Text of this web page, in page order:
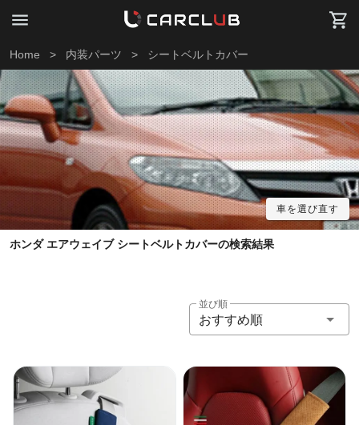
Home > 内装パーツ > シートベルトカバー
車を選び直す
ホンダ エアウェイブ シートベルトカバーの検索結果
並び順
おすすめ順